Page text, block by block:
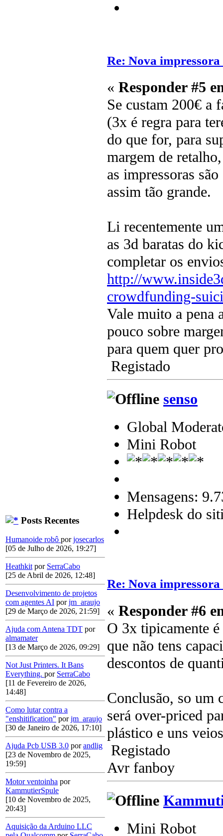
Posts Recentes
Humanoide robô porjosecarlos
[05 de Julho de 2026, 19:27]
Heathkit por SerraCabo
[25 de Abril de 2026, 12:48]
Desenvolvimento de projetos
com agentes AI porjm_araujo
[29 de Março de 2026, 21:59]
Ajuda com Antena TDT por
almamater
[13 de Março de 2026, 09:29]
Not Just Printers. It Bans
Everything. por SerraCabo
[11 de Fevereiro de 2026,
14:48]
Como lutar contra a
"enshitification" porjm_araujo
[30 de Janeiro de 2026, 17:10]
Ajuda Pcb USB 3.0 porandlig
[23 de Novembro de 2025,
19:59]
Motor ventoinha por
KammutierSpule
[10 de Novembro de 2025,
20:43]
Aquisição da Arduino LLC
Re: Nova
« Responder #5
Se custam 200€ a
(3x é regra para
do que for, para
margem de
as impressoras
assim tão grande.
Li recentemente
as 3d baratas do
completar os
http://
crowdfunding-
Vale muito a pena
pouco sobre
para quem quer
Registado
senso
Global
Mini Robot
Mensagens:
Helpdesk do
Re: Nova
« Responder #6
O 3x tipicamente
que não tens
descontos de
Conclusão, so um
será over-priced
plástico e uns
Registado
Avr fanboy
Mini Robot